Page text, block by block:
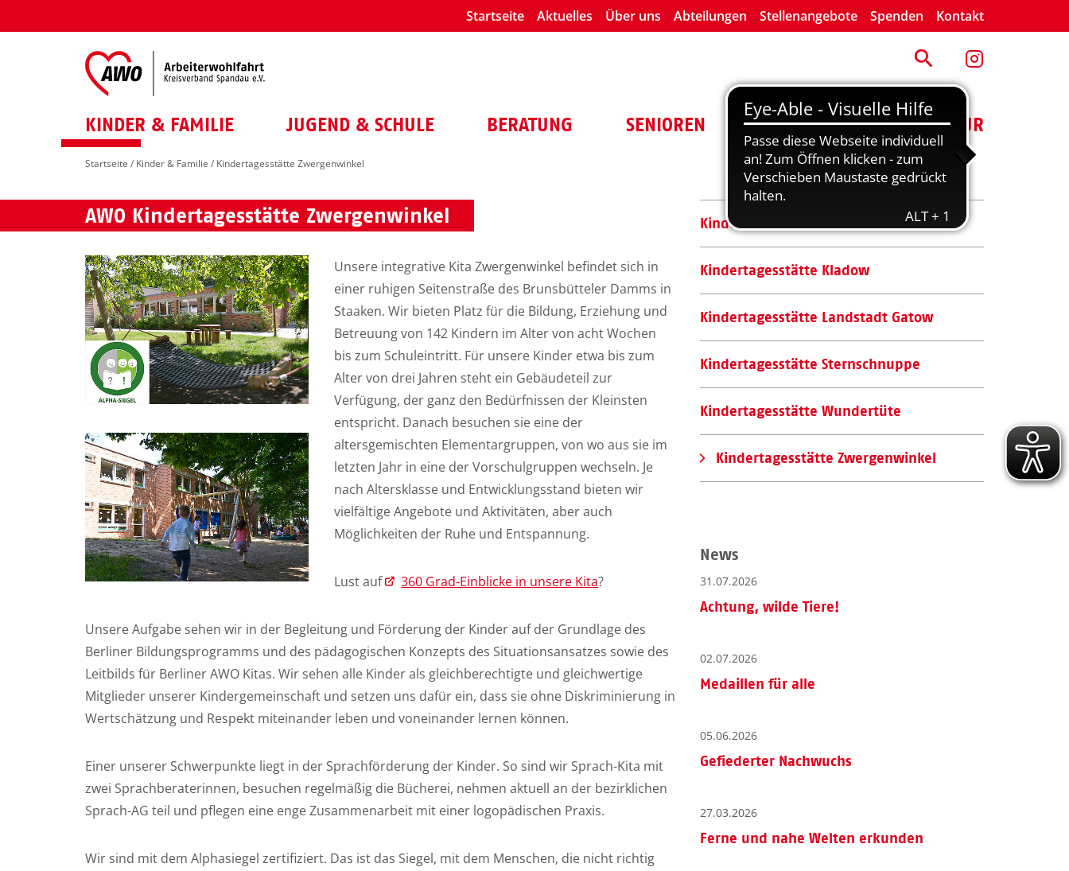
Startseite Aktuelles Über uns Abteilungen Stellenangebote Spenden Kontakt
KINDER & FAMILIE JUGEND & SCHULE BERATUNG SENIOREN ENGAGEMENT KULTUR
Startseite / Kinder & Familie / Kindertagesstätte Zwergenwinkel
AWO Kindertagesstätte Zwergenwinkel
Unsere integrative Kita Zwergenwinkel befindet sich in
einer ruhigen Seitenstraße des Brunsbütteler Damms in
Staaken. Wir bieten Platz für die Bildung, Erziehung und
Betreuung von 142 Kindern im Alter von acht Wochen
bis zum Schuleintritt. Für unsere Kinder etwa bis zum
Alter von drei Jahren steht ein Gebäudeteil zur
Verfügung, der ganz den Bedürfnissen der Kleinsten
entspricht. Danach besuchen sie eine der
altersgemischten Elementargruppen, von wo aus sie im
letzten Jahr in eine der Vorschulgruppen wechseln. Je
nach Altersklasse und Entwicklungsstand bieten wir
vielfältige Angebote und Aktivitäten, aber auch
Möglichkeiten der Ruhe und Entspannung.
Lust auf 360 Grad-Einblicke in unsere Kita?
Unsere Aufgabe sehen wir in der Begleitung und Förderung der Kinder auf der Grundlage des
Berliner Bildungsprogramms und des pädagogischen Konzepts des Situationsansatzes sowie des
Leitbilds für Berliner AWO Kitas. Wir sehen alle Kinder als gleichberechtigte und gleichwertige
Mitglieder unserer Kindergemeinschaft und setzen uns dafür ein, dass sie ohne Diskriminierung in
Wertschätzung und Respekt miteinander leben und voneinander lernen können.
Einer unserer Schwerpunkte liegt in der Sprachförderung der Kinder. So sind wir Sprach-Kita mit
zwei Sprachberaterinnen, besuchen regelmäßig die Bücherei, nehmen aktuell an der bezirklichen
Sprach-AG teil und pflegen eine enge Zusammenarbeit mit einer logopädischen Praxis.
Wir sind mit dem Alphasiegel zertifiziert. Das ist das Siegel, mit dem Menschen, die nicht richtig
Kindertagesstätte Feldhäuschen
Kindertagesstätte Kladow
Kindertagesstätte Landstadt Gatow
Kindertagesstätte Sternschnuppe
Kindertagesstätte Wundertüte
Kindertagesstätte Zwergenwinkel
News
31.07.2026
Achtung, wilde Tiere!
02.07.2026
Medaillen für alle
05.06.2026
Gefiederter Nachwuchs
27.03.2026
Ferne und nahe Welten erkunden